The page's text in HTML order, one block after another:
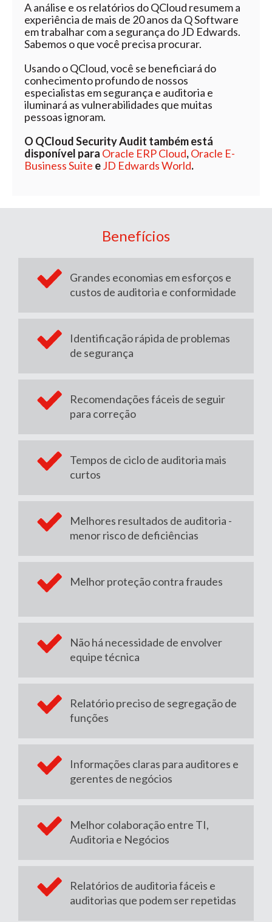
A análise e os relatórios do QCloud resumem a
experiência de mais de 20 anos da Q Software
em trabalhar com a segurança do JD Edwards.
Sabemos o que você precisa procurar.
Usando o QCloud, você se beneficiará do
conhecimento profundo de nossos
especialistas em segurança e auditoria e
iluminará as vulnerabilidades que muitas
pessoas ignoram.
O QCloud Security Audit também está
disponível para Oracle ERP Cloud,Oracle E-
Business Suite eJD Edwards World.
Benefícios
Grandes economias em esforços e
custos de auditoria e conformidade
Identificação rápida de problemas
de segurança
Recomendações fáceis de seguir
para correção
Tempos de ciclo de auditoria mais
curtos
Melhores resultados de auditoria -
menor risco de deficiências
Melhor proteção contra fraudes
Não há necessidade de envolver
equipe técnica
Relatório preciso de segregação de
funções
Informações claras para auditores e
gerentes de negócios
Melhor colaboração entre TI,
Auditoria e Negócios
Relatórios de auditoria fáceis e
auditorias que podem ser repetidas